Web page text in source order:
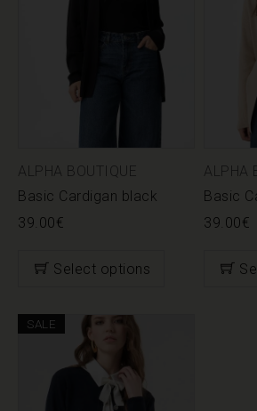
ALPHA BOUTIQUE
Basic Cardigan black
39.00€
Select options
ALPHA
Basic
39.00€
SALE